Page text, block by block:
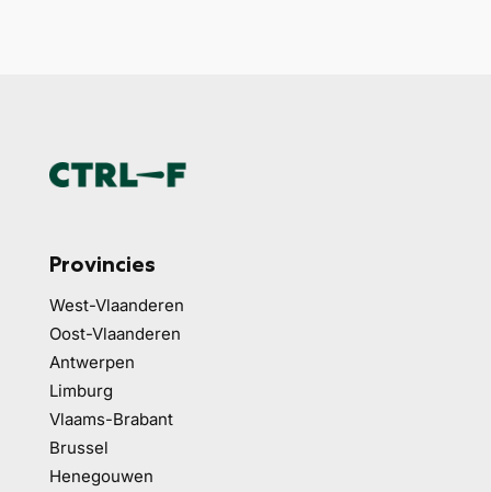
Provincies
West-Vlaanderen
Oost-Vlaanderen
Antwerpen
Limburg
Vlaams-Brabant
Brussel
Henegouwen